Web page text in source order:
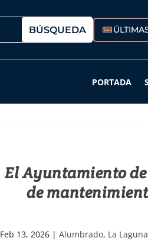
PORTADA
El Ayuntamiento
de
Feb 13, 2026| Alumbrado, La Laguna